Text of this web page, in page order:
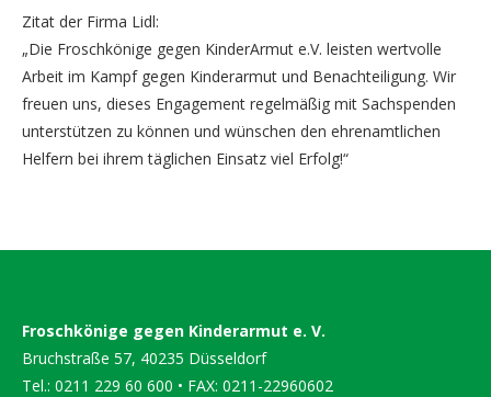
Zitat der Firma Lidl:
„Die Froschkönige gegen KinderArmut e.V. leisten wertvolle
Arbeit im Kampf gegen Kinderarmut und Benachteiligung. Wir
freuen uns, dieses Engagement regelmäßig mit Sachspenden
unterstützen zu können und wünschen den ehrenamtlichen
Helfern bei ihrem täglichen Einsatz viel Erfolg!“
Froschkönige gegen Kinderarmut e. V.
Bruchstraße 57, 40235 Düsseldorf
Tel.: 0211 229 60 600 • FAX: 0211-22960602